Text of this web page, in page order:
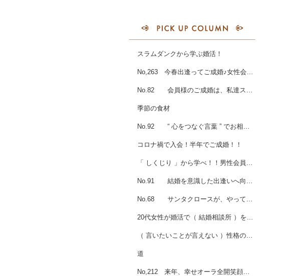
スラムダンクから学ぶ婚活！
No,263 今春出逢ってご成婚♪女性会員様☆
No.82 会員様のご成婚は、私達スタッフにとっても喜びひとしお♪♪
季節の食材
No.92 “ 心をつなぐ言葉 ” でお相手と接することを、心掛けましょう♪♪
コロナ禍で入会！半年でご成婚！！
「 しくじり 」から学べ！！男性会員様ご成婚♡
No.91 結婚を意識した出逢いへ向けた行動とは ・・・・
No.68 サンタクロースが、やって来る！？
20代女性が婚活で（ 結婚相談所 ）を選ぶ理由💖女性会員様ご成婚
（ 言いたいことが言えない ）性格のあなたへ☆女性会員様ご成婚
道
No,212 来年、幸せオーラ全開笑顔の主役は “ あなた ” です☆